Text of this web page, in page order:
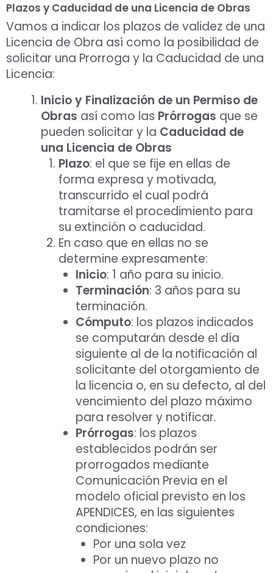
Plazos y Caducidad de una Licencia de Obras
Vamos a indicar los plazos de validez de una
Licencia de Obra así como la posibilidad de
solicitar una Prorroga y la Caducidad de una
Licencia:
Inicio y Finalización de un Permiso de
Obras así como las Prórrogas que se
pueden solicitar y la Caducidad de
una Licencia de Obras
Plazo: el que se fije en ellas de
forma expresa y motivada,
transcurrido el cual podrá
tramitarse el procedimiento para
su extinción o caducidad.
En caso que en ellas no se
determine expresamente:
Inicio: 1 año para su inicio.
Terminación: 3 años para su
terminación.
Cómputo: los plazos indicados
se computarán desde el día
siguiente al de la notificación al
solicitante del otorgamiento de
la licencia o, en su defecto, al del
vencimiento del plazo máximo
para resolver y notificar.
Prórrogas: los plazos
establecidos podrán ser
prorrogados mediante
Comunicación Previa en el
modelo oficial previsto en los
APENDICES, en las siguientes
condiciones:
Por una sola vez
Por un nuevo plazo no